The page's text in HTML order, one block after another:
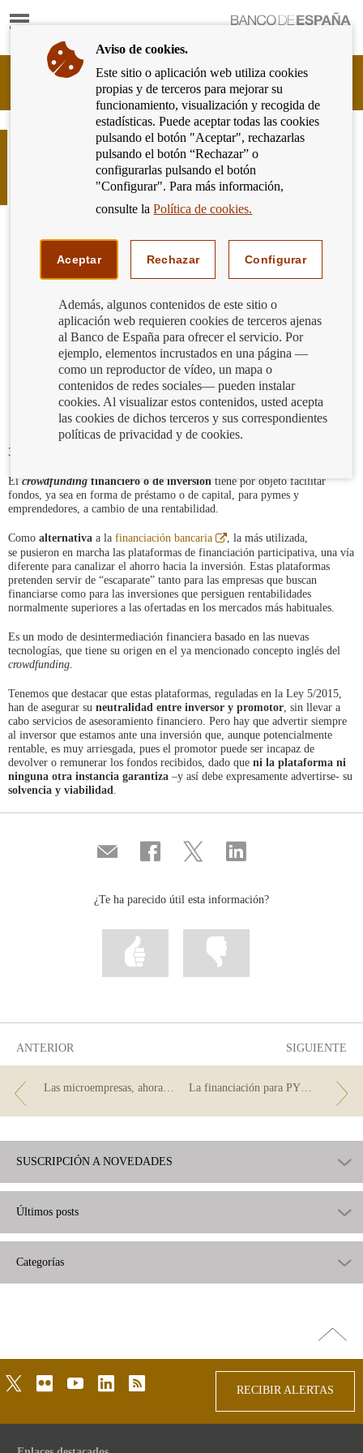
Mostrar
Ir
página
de
inicio
del
Banco
de
España
Cliente
Bancario
Banco
España
Eurosistema,
Plataformas de financiación
participativa. Qué son y cuándo
acudimos a ellas
31/01/2019
Elcrowdfundingfinanciero o de inversióntiene por objeto facilitar
fondos, ya sea en forma de préstamo o de capital, para pymes y
emprendedores, a cambio de una rentabilidad.
Como alternativa a la financiación bancaria
Abre
en
ventana
nueva
, la más utilizada,
se pusieron en marcha las plataformas de financiación participativa, una vía
diferente para canalizar el ahorro hacia la inversión. Estas plataformas
pretenden servir de “escaparate” tanto para las empresas que buscan
financiarse como para las inversiones que persiguen rentabilidades
normalmente superiores a las ofertadas en los mercados más habituales.
Es un modo de desintermediación financiera basado en las nuevas
tecnologías, que tiene su origen en el ya mencionado concepto inglés del
crowdfunding
Tenemos que destacar que estas plataformas, reguladas en la Ley 5/2015,
han de asegurar su neutralidad entre inversor y promotor , sin llevar a
cabo servicios de asesoramiento financiero. Pero hay que advertir siempre
al inversor que estamos ante una inversión que, aunque potencialmente
rentable, es muy arriesgada, pues el promotor puede ser incapaz de
devolver o remunerar los fondos recibidos, dado que ni la plataforma ni
ninguna otra instancia garantiza –y así debe expresamente advertirse- su
solvencia y viabilidad
Compartir
por
Compartir
en
Compartir
en
Compartir
en
¿Te ha parecido útil esta información?
Marcar
información
ANTERIOR SIGUIENTE
La financiación para PYMES y la ficha de información financiera
SUSCRIPCIÓN A NOVEDADES
Últimos posts
Categorías
arriba
twitterflickr youtubelinkedinrss
RECIBIR ALERTAS
Aviso de cookies.
Este sitio o aplicación web utiliza cookies
propias y de terceros para mejorar su
funcionamiento, visualización y recogida de
estadísticas. Puede aceptar todas las cookies
pulsando el botón "Aceptar", rechazarlas
pulsando el botón “Rechazar” o
configurarlas pulsando el botón
"Configurar". Para más información,
consulte laPolítica de cookies.
Aceptar Rechazar Configurar
Además, algunos contenidos de este sitio o
aplicación web requieren cookies de terceros ajenas
al Banco de España para ofrecer el servicio. Por
ejemplo, elementos incrustados en una página —
como un reproductor de vídeo, un mapa o
contenidos de redes sociales— pueden instalar
cookies. Al visualizar estos contenidos, usted acepta
las cookies de dichos terceros y sus correspondientes
políticas de privacidad y de cookies.